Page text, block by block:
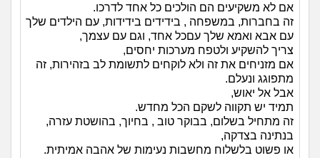
אם לא משקיעים הם הולכים כל אחד לדרכו.
זה בחברות, במשפחה , בידידים בידידות, עם הילדים שלך
עם אבא ואמא שלך עםכל אחד, וגם עם עצמך,
צריך להשקיע ולטפח מערכות יחסים,
אם מזניחים את זה ולא לוקחים לתשומת לב בזהירות, זה
מתפוגג ונעלם.
אבל אל יאוש,
תמיד יש תקווה לשקם הכל מחדש.
זה מתחיל בשלום, בבוקר טוב , בחיוך, בהושטת עזרה,
בנתינה בצדקה,
או פשוט בלשלוח מחשבות נעימות של אהבה אמיתית.